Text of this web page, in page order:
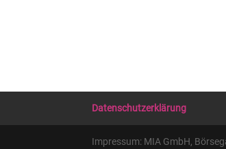
Datenschutzerklärung
Impressum: MIA GmbH,